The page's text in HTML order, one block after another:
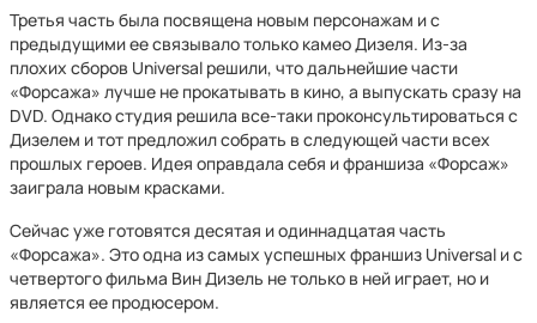
Третья часть была посвящена новым персонажам и с
предыдущими ее связывало только камео Дизеля. Из-за
плохих сборов Universal решили, что дальнейшие части
«Форсажа» лучше не прокатывать в кино, а выпускать сразу на
DVD. Однако студия решила все-таки проконсультироваться с
Дизелем и тот предложил собрать в следующей части всех
прошлых героев. Идея оправдала себя и франшиза «Форсаж»
заиграла новым красками.
Сейчас уже готовятся десятая и одиннадцатая часть
«Форсажа». Это одна из самых успешных франшиз Universal и с
четвертого фильма Вин Дизель не только в ней играет, но и
является ее продюсером.